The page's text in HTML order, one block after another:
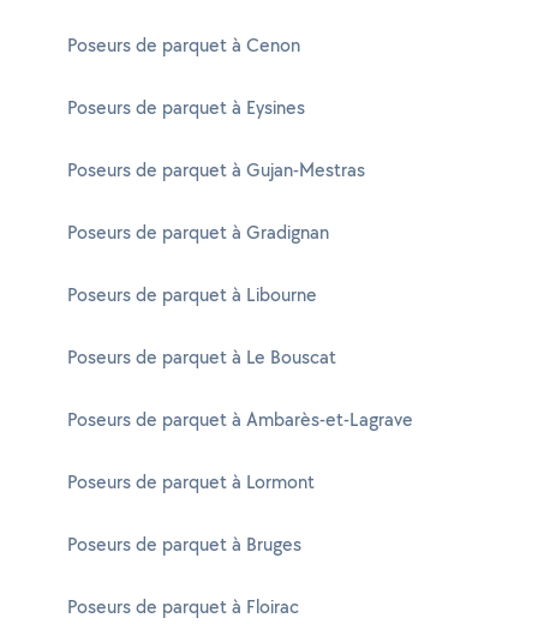
Poseurs de parquet à Cenon
Poseurs de parquet à Eysines
Poseurs de parquet à Gujan-Mestras
Poseurs de parquet à Gradignan
Poseurs de parquet à Libourne
Poseurs de parquet à Le Bouscat
Poseurs de parquet à Ambarès-et-Lagrave
Poseurs de parquet à Lormont
Poseurs de parquet à Bruges
Poseurs de parquet à Floirac